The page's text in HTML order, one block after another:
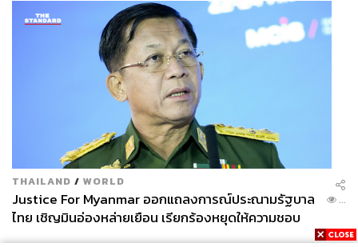
แม้จะไม่ใช่นักแสดงที่ปรากฏตัวในสื่อบ่อยครั้ง แต่ Alexa
Demie กลับเป็นหนึ่งในคนที่สร้างภาพจำให้กับ Euphoria
มากที่สุดผ่านบท Maddy Perez คาแรกเตอร์สาวมั่นที่เต็มไป
ด้วยเสน่ห์และความมั่นใจ สไตล์ส่วนตัวของเธอที่ผสมผสาน
ความเซ็กซี่เข้ากับความลึกลับ ทำให้กลายเป็นที่สนใจของ
วงการแฟชั่นอย่างรวดเร็ว ในช่วงที่ Demna กำลังสร้างภาพ
ลักษณ์และงานออกแบบใหม่ให้กับ Balenciaga ตัว Alexa นั้น
คือหนึ่งในคนดังที่ถูกเชื้อเชิญให้นั่งฟรอนต์โรว์และร่วมงาน
กับแบรนด์อย่างต่อเนื่อง ภาพลักษณ์ที่คูลแบบไม่พยายามของ
เธอสอดคล้องกับแนวคิดของ Balenciaga ยุค Demna อย่าง
น่าสนใจ จนกลายเป็นหนึ่งในมิวส์ร่วมสมัยที่แฟนแฟชั่นจับตา
มองอยู่เสมอ
THAILAND / WORLD
Justice For Myanmar ออกแถลงการณ์ประณามรัฐบาล
ไทย เชิญมินอ่องหล่ายเยือน เรียกร้องหยุดให้ความชอบ
ธรรมรัฐบาลทหาร
...